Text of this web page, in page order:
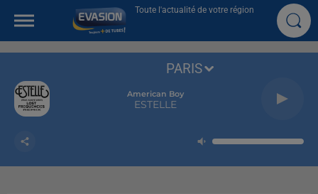
Toute l'actualité de votre région
American Boy
ESTELLE
PARIS